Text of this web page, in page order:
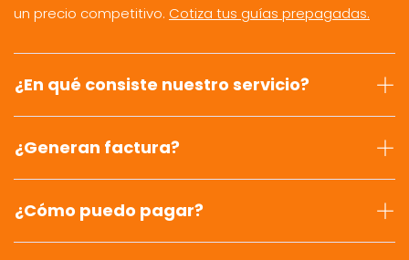
un precio competitivo. Cotiza tus guías prepagadas.
¿En qué consiste nuestro servicio?
¿Generan factura?
¿Cómo puedo pagar?